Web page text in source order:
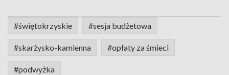
#świętokrzyskie #sesja budżetowa
#skarżysko-kamienna #opłaty za śmieci
#podwyżka